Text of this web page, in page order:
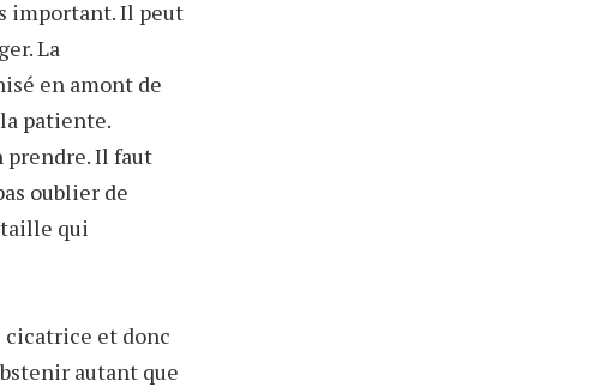
important. Il peut
La
en amont de
patiente.
prendre. Il faut
oublier de
qui
cicatrice et donc
autant que